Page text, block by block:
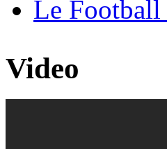
Le Football
Video